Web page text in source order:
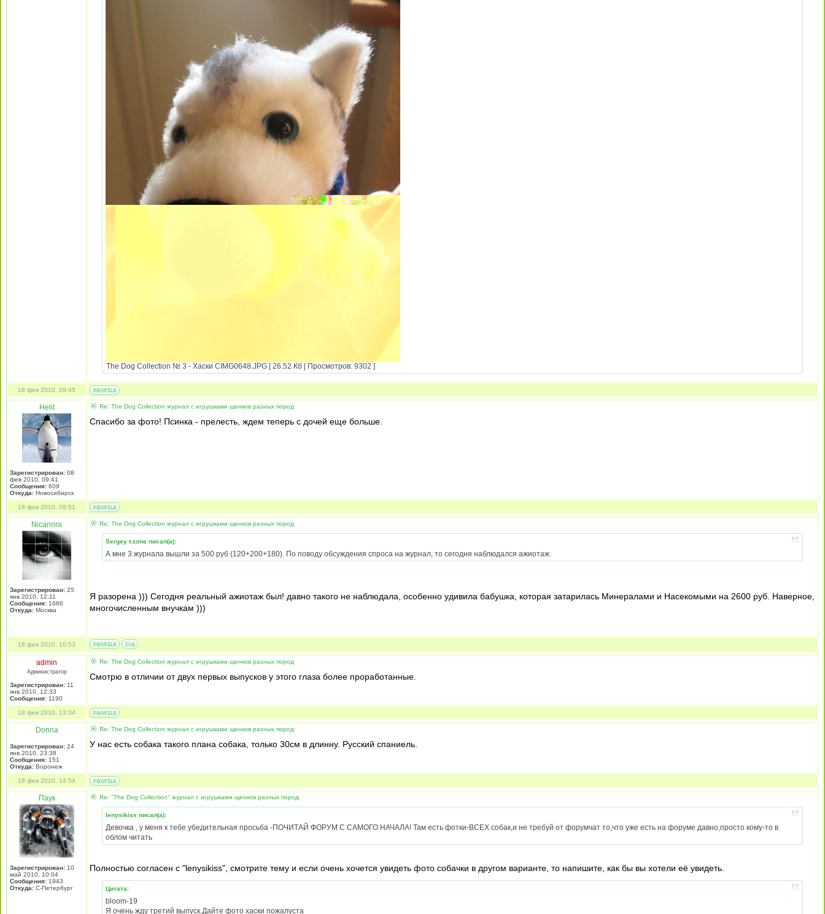
The Dog Collection № 3 - Хаски CIMG0648.JPG [ 26.52 Кб | Просмотров: 9302 ]
18 фев 2010, 09:45
Helit
Зарегистрирован: 08
фев 2010, 09:41
Сообщения: 609
Откуда: Новосибирск
Re: The Dog Collection журнал с игрушками щенков разных пород
Спасибо за фото! Псинка - прелесть, ждем теперь с дочей еще больше.
18 фев 2010, 09:51
Nicanora
Зарегистрирован: 25
янв 2010, 12:11
Сообщения: 1666
Откуда: Москва
Re: The Dog Collection журнал с игрушками щенков разных пород
Sergey t-zone писал(а):
А мне 3 журнала вышли за 500 руб (120+200+180). По поводу обсуждения спроса на журнал, то сегодня наблюдался ажиотаж.
Я разорена ))) Сегодня реальный ажиотаж был! давно такого не наблюдала, особенно удивила бабушка, которая затарилась Минералами и Насекомыми на 2600 руб. Наверное,
многочисленным внучкам )))
18 фев 2010, 10:53
admin
Администратор
Зарегистрирован: 11
янв 2010, 12:33
Сообщения: 1190
Re: The Dog Collection журнал с игрушками щенков разных пород
Смотрю в отличии от двух первых выпусков у этого глаза более проработанные.
18 фев 2010, 13:34
Donna
Зарегистрирован: 24
янв 2010, 23:38
Сообщения: 151
Откуда: Воронеж
Re: The Dog Collection журнал с игрушками щенков разных пород
У нас есть собака такого плана собака, только 30см в длинну. Русский спаниель.
18 фев 2010, 14:54
Паук
Зарегистрирован: 10
май 2010, 10:04
Сообщения: 1943
Откуда: С-Петербург
Re: "The Dog Collection" журнал с игрушками щенков разных пород
lenysikiss писал(а):
Девочка , у меня к тебе убедительная просьба -ПОЧИТАЙ ФОРУМ С САМОГО НАЧАЛА! Там есть фотки-ВСЕХ собак,и не требуй от форумчат то,что уже есть на форуме давно,просто кому-то в
облом читать
Полностью согласен с "lenysikiss", смотрите тему и если очень хочется увидеть фото собачки в другом варианте, то напишите, как бы вы хотели её увидеть.
Цитата:
bloom-19
Я очень жду третий выпуск.Дайте фото хаски пожалуста